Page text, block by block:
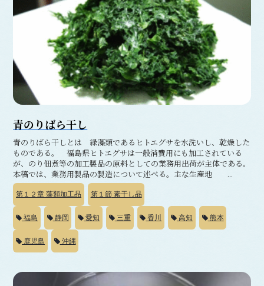
青のりばら干し
青のりばら干しとは 緑藻類であるヒトエグサを水洗いし、乾燥した
ものである。 福島県ヒトエグサは一般消費用にも加工されている
が、のり佃煮等の加工製品の原料としての業務用出荷が主体である。
本稿では、業務用製品の製造について述べる。主な生産地 ...
第１２章 藻類加工品 第１節素干し品
福島 静岡 愛知 三重 香川 高知 熊本
鹿児島 沖縄